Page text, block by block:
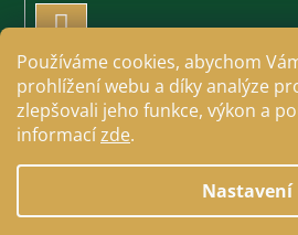
Používáme cookies, abychom
prohlížení webu a díky analýze
zlepšovali jeho funkce, výkon a
informacízde.
Nastavení
PŘIHLÁSIT